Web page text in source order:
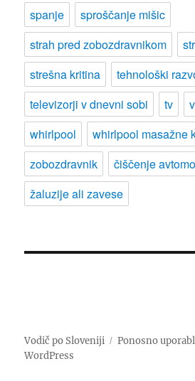
spanje
sproščanje mišic
strah pred zobozdravnikom
strešna kritina
tehnološki
televizorji v dnevni sobi
tv
whirlpool
whirlpool masažne
zobozdravnik
čiščenje
žaluzije ali zavese
Vodič po Sloveniji
Ponosno
WordPress